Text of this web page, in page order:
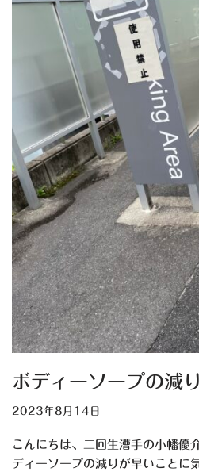
ボディーソープの減
2023年8月14日
こんにちは、二回生漕手の小幡優
ディーソープの減りが早いことに